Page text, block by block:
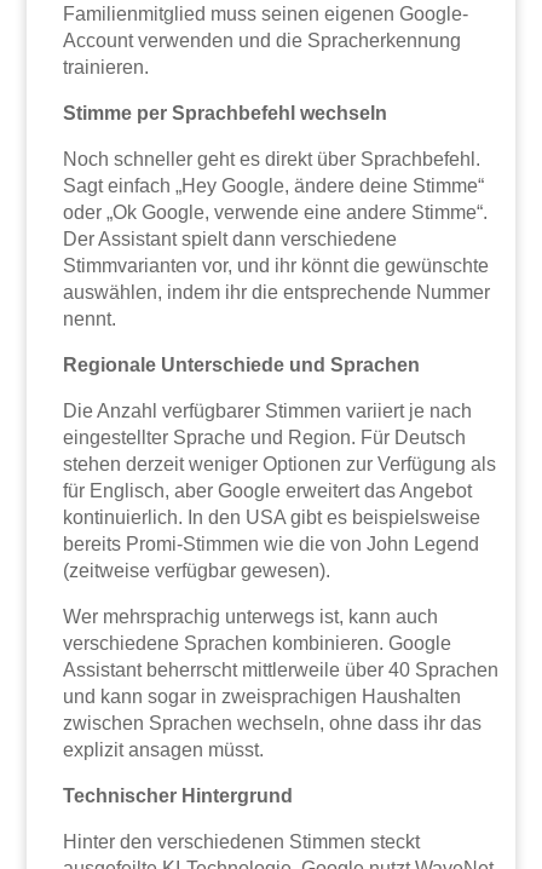
Familienmitglied muss seinen eigenen Google-
Account verwenden und die Spracherkennung
trainieren.
Stimme per Sprachbefehl wechseln
Noch schneller geht es direkt über Sprachbefehl.
Sagt einfach „Hey Google, ändere deine Stimme“
oder „Ok Google, verwende eine andere Stimme“.
Der Assistant spielt dann verschiedene
Stimmvarianten vor, und ihr könnt die gewünschte
auswählen, indem ihr die entsprechende Nummer
nennt.
Regionale Unterschiede und Sprachen
Die Anzahl verfügbarer Stimmen variiert je nach
eingestellter Sprache und Region. Für Deutsch
stehen derzeit weniger Optionen zur Verfügung als
für Englisch, aber Google erweitert das Angebot
kontinuierlich. In den USA gibt es beispielsweise
bereits Promi-Stimmen wie die von John Legend
(zeitweise verfügbar gewesen).
Wer mehrsprachig unterwegs ist, kann auch
verschiedene Sprachen kombinieren. Google
Assistant beherrscht mittlerweile über 40 Sprachen
und kann sogar in zweisprachigen Haushalten
zwischen Sprachen wechseln, ohne dass ihr das
explizit ansagen müsst.
Technischer Hintergrund
Hinter den verschiedenen Stimmen steckt